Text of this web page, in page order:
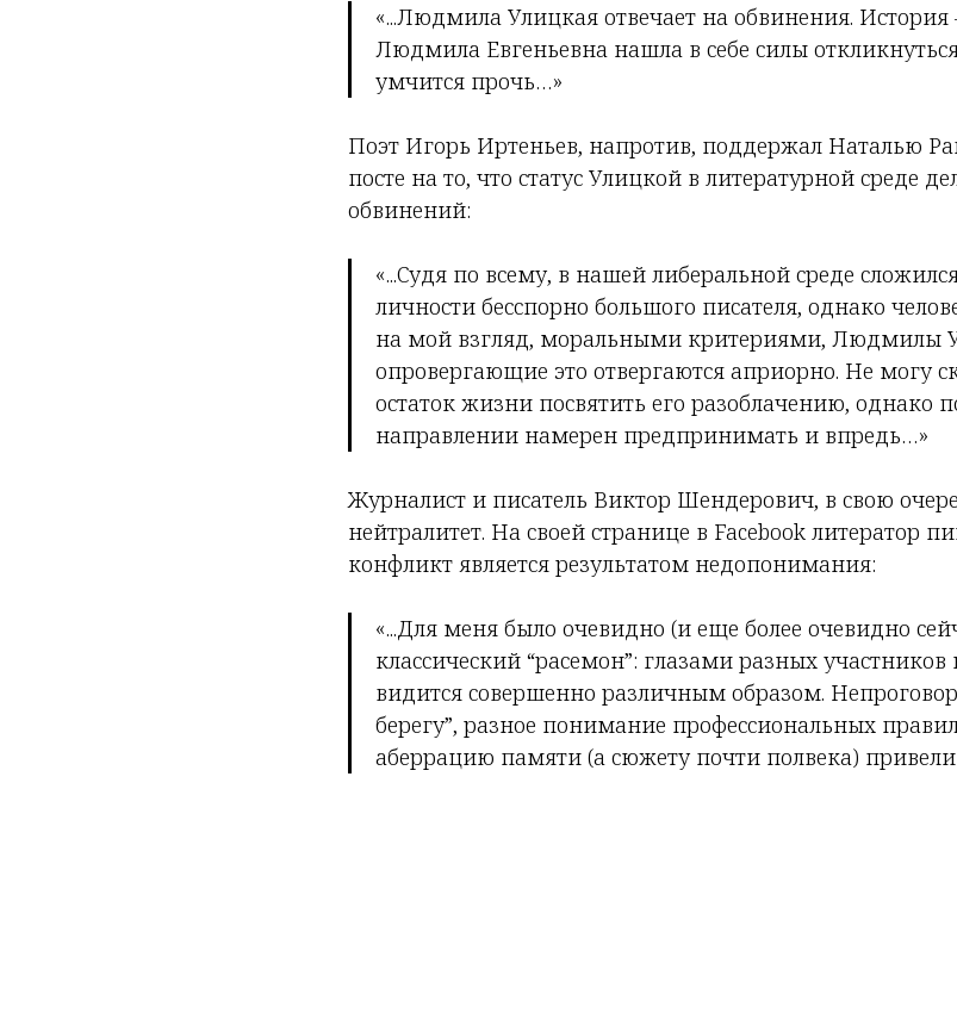
«...Людмила Улицкая отвечает на обвинения. История
Людмила Евгеньевна нашла в себе силы
умчится прочь…»
Поэт Игорь Иртеньев, напротив, поддержал Наталью
посте на то, что статус Улицкой в литературной среде
обвинений:
«...Судя по всему, в нашей либеральной среде
личности бесспорно большого писателя, однако
на мой взгляд, моральными критериями, Людмилы
опровергающие это отвергаются априорно. Не могу
остаток жизни посвятить его разоблачению, однако
направлении намерен предпринимать и впредь…»
Журналист и писатель Виктор Шендерович, в свою
нейтралитет. На своей странице в Facebook литератор
конфликт является результатом недопонимания:
«...Для меня было очевидно (и еще более очевидно
классический “расемон”: глазами разных
видится совершенно различным образом.
берегу”, разное понимание профессиональных
аберрацию памяти (а сюжету почти полвека) привели